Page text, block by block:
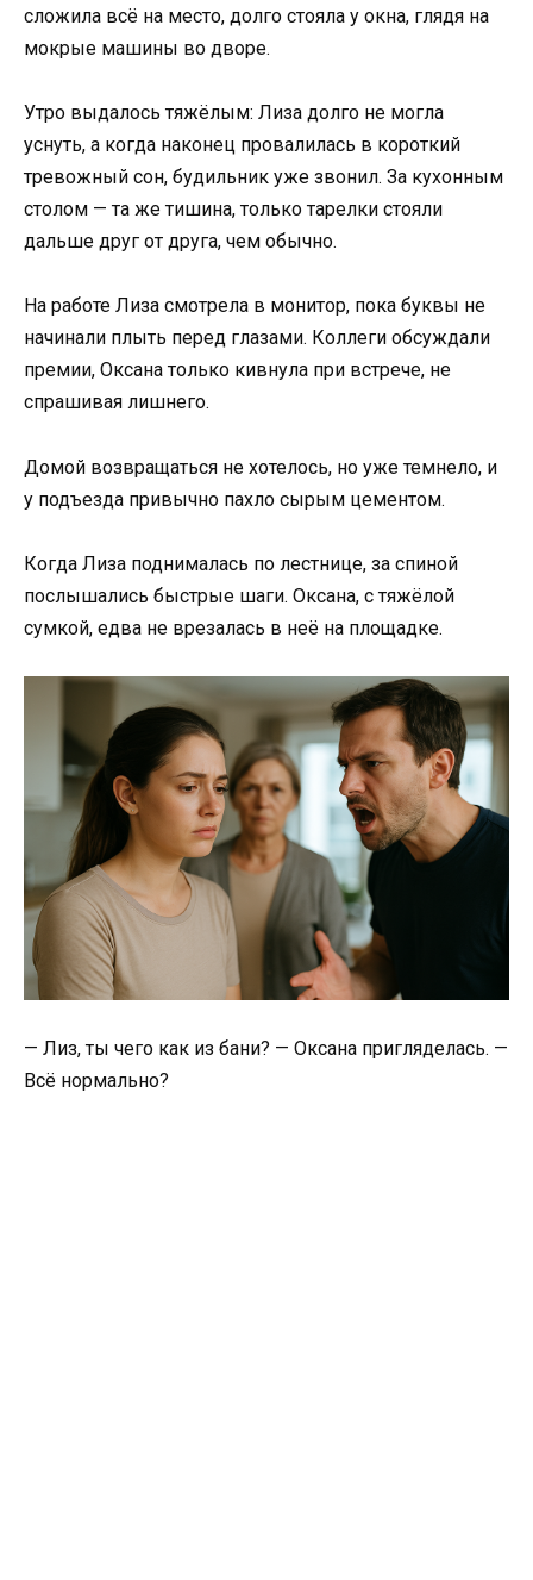
сложила всё на место, долго стояла у окна, глядя на
мокрые машины во дворе.
Утро выдалось тяжёлым: Лиза долго не могла
уснуть, а когда наконец провалилась в короткий
тревожный сон, будильник уже звонил. За кухонным
столом — та же тишина, только тарелки стояли
дальше друг от друга, чем обычно.
На работе Лиза смотрела в монитор, пока буквы не
начинали плыть перед глазами. Коллеги обсуждали
премии, Оксана только кивнула при встрече, не
спрашивая лишнего.
Домой возвращаться не хотелось, но уже темнело, и
у подъезда привычно пахло сырым цементом.
Когда Лиза поднималась по лестнице, за спиной
послышались быстрые шаги. Оксана, с тяжёлой
сумкой, едва не врезалась в неё на площадке.
— Лиз, ты чего как из бани? — Оксана пригляделась. —
Всё нормально?